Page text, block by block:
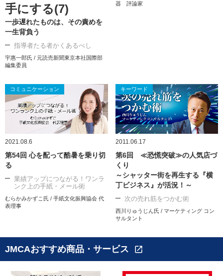
手にする(7)
一歩遅れたものは、その責めを
一生背負う
指導者たる者かくあるべし
宇惠一郎氏 / 元読売新聞東京本社国際部
編集委員
器 評論家
コミュニケーション
2021.08.6
第54回 心を配って酷暑を乗り切
る
業績アップにつながる！ワンラ
ンク上の手紙・メール術
むらかみかずこ氏 / 手紙文化振興協会 代
表理事
キーワード
2011.06.17
第6回 ≪恐慌突破≫の人気店づ
くり
～シャッター街を再生する『横
丁ビジネス』が活況！～
次の売れ筋をつかむ術
西川りゅうじん氏 / マーケティング コン
サルタント
JMCAおすすめ商品・サービス open_in_new